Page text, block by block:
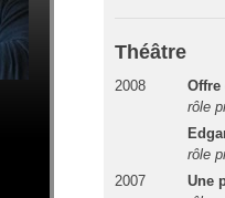
Théâtre
2008 Offre
rôle
rôle
2007
Une